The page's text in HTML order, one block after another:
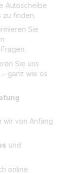
Autoscheibe
zu finden.
Sie
Sie uns
ganz wie es
wir von Anfang
und
online